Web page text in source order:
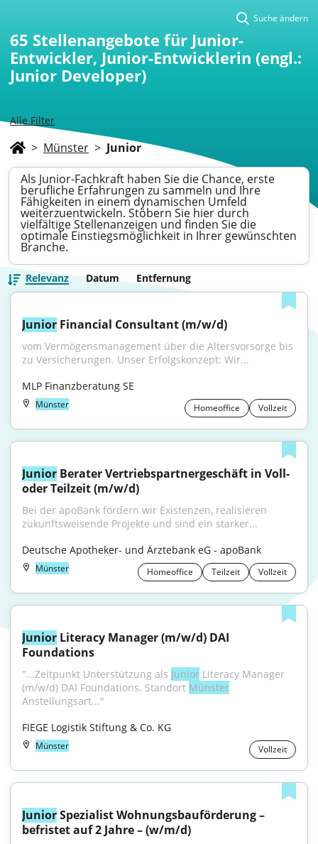
Alle Filter
Suche ändern
65 Stellenangebote für Junior-
Entwickler, Junior-Entwicklerin (engl.:
Junior Developer)
> Münster > Junior
Als Junior-Fachkraft haben Sie die Chance, erste
berufliche Erfahrungen zu sammeln und Ihre
Fähigkeiten in einem dynamischen Umfeld
weiterzuentwickeln. Stöbern Sie hier durch
vielfältige Stellenanzeigen und finden Sie die
optimale Einstiegsmöglichkeit in Ihrer gewünschten
Branche.
Relevanz Datum Entfernung
Junior Financial Consultant (m/w/d)
vom Vermögensmanagement über die Altersvorsorge bis
zu Versicherungen. Unser Erfolgskonzept: Wir...
MLP Finanzberatung SE
Münster Homeoffice Vollzeit
Junior Berater Vertriebspartnergeschäft in Voll-
oder Teilzeit (m/w/d)
Bei der apoBank fördern wir Existenzen, realisieren
zukunftsweisende Projekte und sind ein starker...
Deutsche Apotheker- und Ärztebank eG - apoBank
Münster Homeoffice Teilzeit Vollzeit
Junior Literacy Manager (m/w/d) DAI
Foundations
"...Zeitpunkt Unterstützung als Junior Literacy Manager
(m/w/d) DAI Foundations. Standort Münster
Anstellungsart..."
FIEGE Logistik Stiftung & Co. KG
Münster Vollzeit
Junior Spezialist Wohnungsbauförderung –
befristet auf 2 Jahre – (w/m/d)